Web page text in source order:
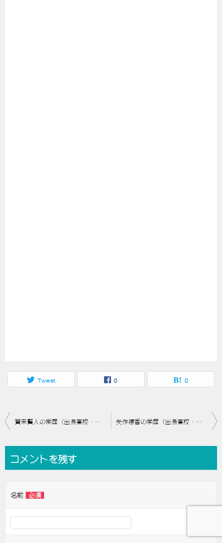
Tweet 0 0
投
ビ
ー
シ
ョ
賀来賢人の学歴（出身高校・大学）と経歴は？大学時代の恥ずかしい経験とは？ 矢作穂香の学歴（出身高校・大学）と経歴は？本名に改名した理由は？
コメントを残す
名前 必須